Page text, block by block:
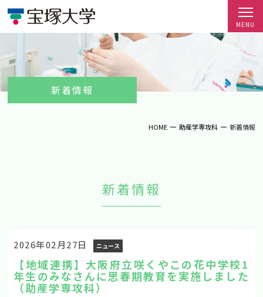
新着情報
HOME 助産学専攻科 新着情報
新着情報
2026年02月27日 ニュース
【地域連携】大阪府立咲くやこの花中学校1
年生のみなさんに思春期教育を実施しました
（助産学専攻科）